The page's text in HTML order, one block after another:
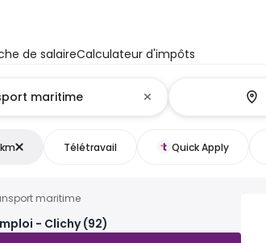
de salaireCalculateur d'impôts
Télétravail Quick Apply
maritime
- Clichy (92)